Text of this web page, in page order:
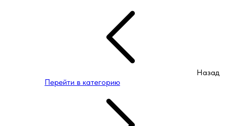
Назад
Перейти в категорию